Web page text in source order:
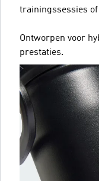
trainingssessies
Ontworpen voor
prestaties.